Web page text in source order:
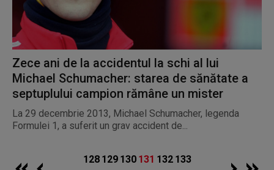
Zece ani de la accidentul la schi al lui
Michael Schumacher: starea de sănătate a
septuplului campion rămâne un mister
La 29 decembrie 2013, Michael Schumacher, legenda
Formulei 1, a suferit un grav accident de...
128 129 130 131 132 133